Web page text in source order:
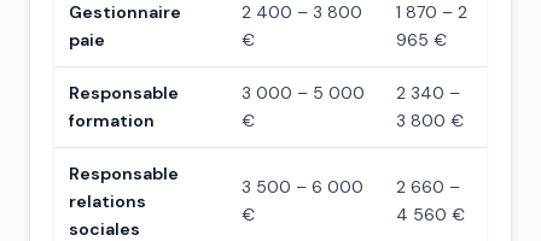
Gestionnaire
paie
2 400 – 3 800
€
1 870 – 2
965 €
Responsable
formation
3 000 – 5 000
€
2 340 –
3 800 €
Responsable
relations
sociales
3 500 – 6 000
€
2 660 –
4 560 €